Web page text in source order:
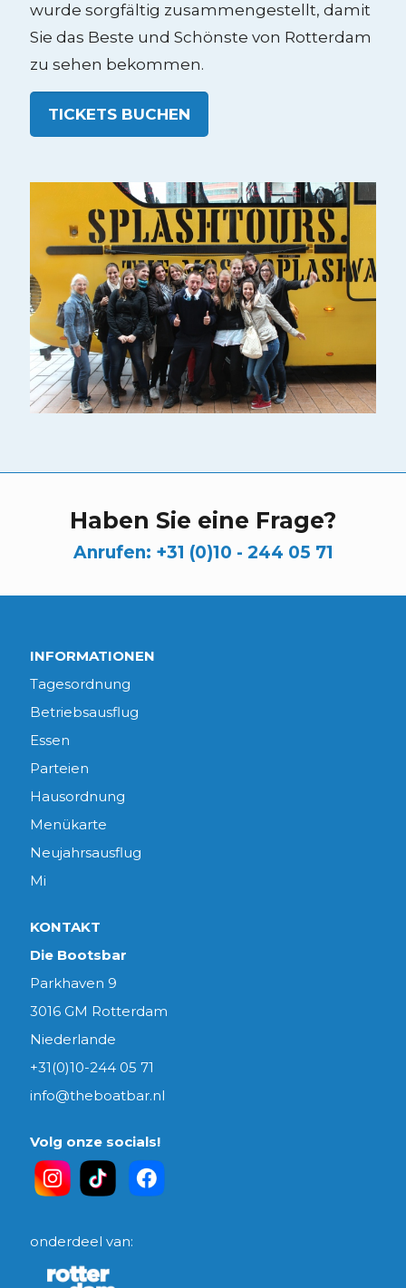
wurde sorgfältig zusammengestellt, damit
Sie das Beste und Schönste von Rotterdam
zu sehen bekommen.
TICKETS BUCHEN
Haben Sie eine Frage?
Anrufen: +31 (0)10 - 244 05 71
INFORMATIONEN
Tagesordnung
Betriebsausflug
Essen
Parteien
Hausordnung
Menükarte
Neujahrsausflug
Mi
KONTAKT
Die Bootsbar
Parkhaven 9
3016 GM Rotterdam
Niederlande
+31(0)10-244 05 71
info@theboatbar.nl
Volg onze socials!
onderdeel van: